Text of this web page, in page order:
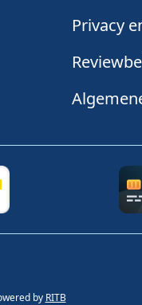
Privacy
by RITB